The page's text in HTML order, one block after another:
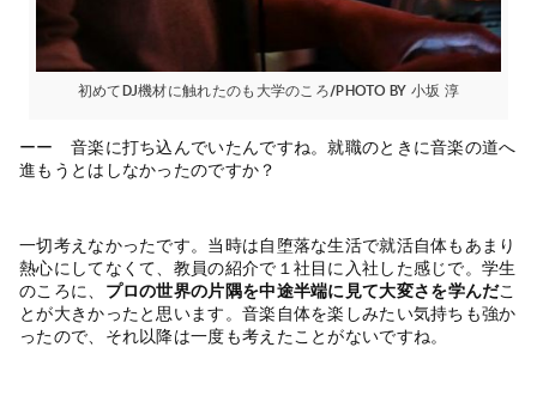
初めてDJ機材に触れたのも大学のころ/photo by 小坂 淳
ーー 音楽に打ち込んでいたんですね。就職のときに音楽の道へ
進もうとはしなかったのですか？
一切考えなかったです。当時は自堕落な生活で就活自体もあまり
熱心にしてなくて、教員の紹介で１社目に入社した感じで。学生
のころに、 プロの世界の片隅を中途半端に見て大変さを学んだこ
とが大きかったと思います。音楽自体を楽しみたい気持ちも強か
ったので、それ以降は一度も考えたことがないですね。